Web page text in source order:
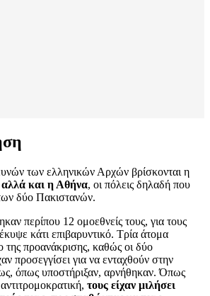
των ελληνικών Αρχών βρίσκονται η
και η Αθήνα, οι πόλεις δηλαδή που
δύο Πακιστανών.
περίπου 12 ομοεθνείς τους, για τους
κάτι επιβαρυντικό. Τρία άτομα
της προανάκρισης, καθώς οι δύο
προσεγγίσει για να ενταχθούν στην
όπως υποστήριξαν, αρνήθηκαν. Όπως
τους είχαν μιλήσει